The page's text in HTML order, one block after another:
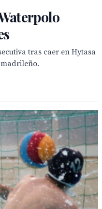
tras caer en Hytasa